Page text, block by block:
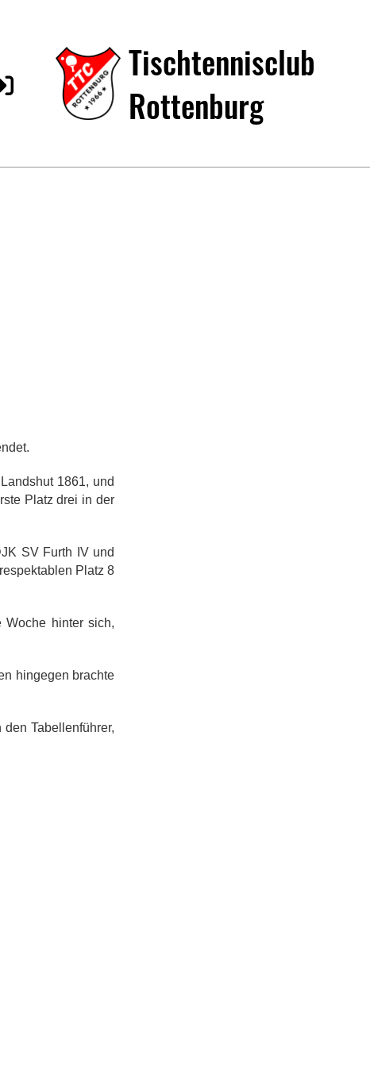
Tischtennisclub
Rottenburg
1861, und
Platz drei in der
SV Furth IV und
Platz 8
Woche hinter sich,
hingegen brachte
Tabellenführer,